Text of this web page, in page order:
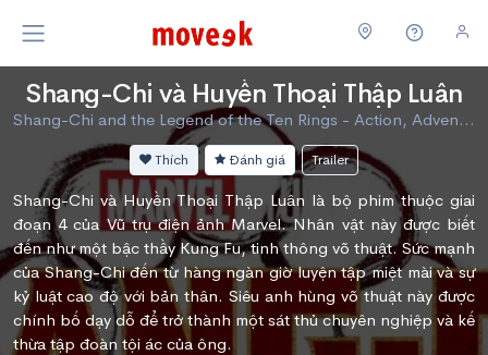
Shang-Chi và Huyền Thoại Thập Luân
Shang-Chi and the Legend of the Ten Rings - Action, Adventure, Fantasy
Thích Đánh giá Trailer
Shang-Chi và Huyền Thoại Thập Luân là bộ phim thuộc giai
đoạn 4 của Vũ trụ điện ảnh Marvel. Nhân vật này được biết
đến như một bậc thầy Kung Fu, tinh thông võ thuật. Sức mạnh
của Shang-Chi đến từ hàng ngàn giờ luyện tập miệt mài và sự
kỷ luật cao độ với bản thân. Siêu anh hùng võ thuật này được
chính bố dạy dỗ để trở thành một sát thủ chuyên nghiệp và kế
thừa tập đoàn tội ác của ông.